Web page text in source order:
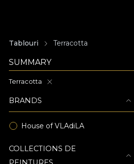
Tablouri Terracotta
SUMMARY
Terracotta
BRANDS
House of VLAdiLA
COLLECTIONS DE